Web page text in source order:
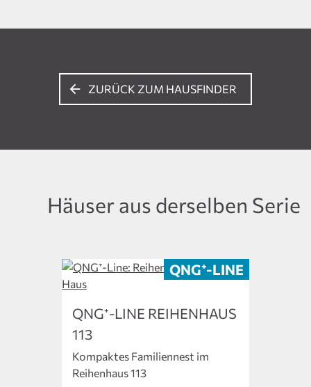
ZURÜCK ZUM HAUSFINDER
Häuser aus derselben Serie
QNG⁺-LINE REIHENHAUS
113
Kompaktes Familiennest im
Reihenhaus 113